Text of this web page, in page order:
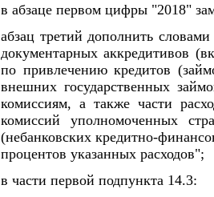
в абзаце первом цифры "2018"
абзац третий дополнить
документарных аккредитивов
по привлечению кредитов
внешних государственных
комиссиям, а также части
комиссий уполномоченных
(небанковских кредитно-
процентов указанных расходов";
в части первой подпункта 14.3: